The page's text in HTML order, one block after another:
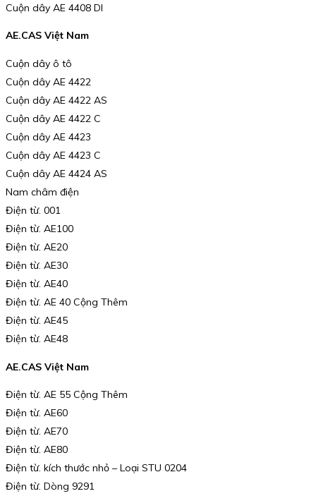
Cuộn dây AE 4408 DI
AE.CAS Việt Nam
Cuộn dây ô tô
Cuộn dây AE 4422
Cuộn dây AE 4422 AS
Cuộn dây AE 4422 C
Cuộn dây AE 4423
Cuộn dây AE 4423 C
Cuộn dây AE 4424 AS
Nam châm điện
Điện từ. 001
Điện từ. AE100
Điện từ. AE20
Điện từ. AE30
Điện từ. AE40
Điện từ. AE 40 Cộng Thêm
Điện từ. AE45
Điện từ. AE48
AE.CAS Việt Nam
Điện từ. AE 55 Cộng Thêm
Điện từ. AE60
Điện từ. AE70
Điện từ. AE80
Điện từ. kích thước nhỏ – Loại STU 0204
Điện từ. Dòng 9291